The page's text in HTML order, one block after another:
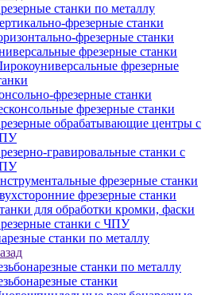
станки по металлу
фрезерные станки
фрезерные станки
фрезерные станки
фрезерные
фрезерные станки
фрезерные станки
обрабатывающие центры с
гравировальные станки с
фрезерные станки
фрезерные станки
для обработки кромки, фаски
станки с ЧПУ
станки по металлу
станки по металлу
станки